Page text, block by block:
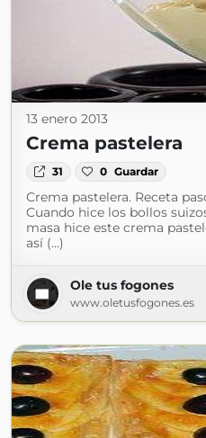
13 enero 2013
Crema pastelera
31 0 Guardar
Crema pastelera. Receta
Cuando hice los bollos
masa hice este crema
así (...)
Ole tus fogones
www.oletusfogones.es